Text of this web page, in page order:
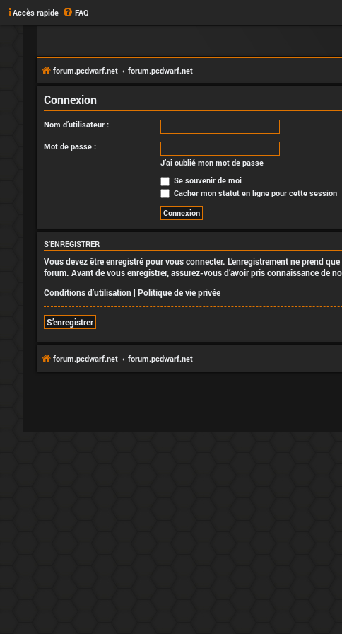
Accès rapide FAQ
forum.pcdwarf.net forum.pcdwarf.net
Connexion
Nom d’utilisateur :
Mot de passe :
J’ai oublié mon mot de passe
Se souvenir de moi
Cacher mon statut en ligne pour cette session
S’ENREGISTRER
Vous devez être enregistré pour vous connecter. L’enregistrement ne prend
forum. Avant de vous enregistrer, assurez-vous d’avoir pris connaissance de
Conditions d’utilisation | Politique de vie privée
S’enregistrer
forum.pcdwarf.net forum.pcdwarf.net